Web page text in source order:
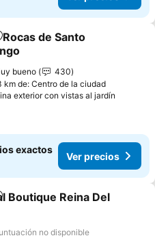
a favoritos
de Santo
bueno
430
km de: Centro de la ciudad
exterior con vistas al jardín
exactos
Ver precios
a favoritos
Boutique Reina Del
no disponible